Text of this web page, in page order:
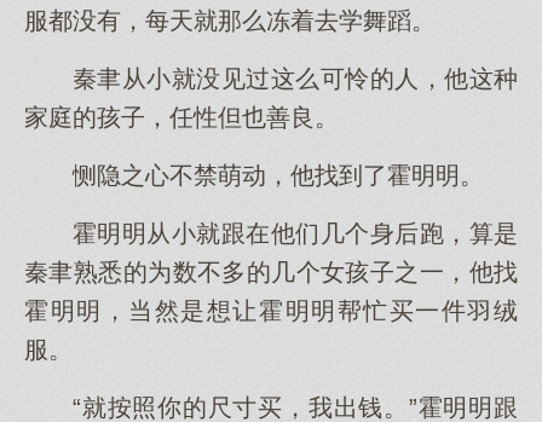
服都没有，每天就那么冻着去学舞蹈。
秦聿从小就没见过这么可怜的人，他这种
家庭的孩子，任性但也善良。
恻隐之心不禁萌动，他找到了霍明明。
霍明明从小就跟在他们几个身后跑，算是
秦聿熟悉的为数不多的几个女孩子之一，他找
霍明明，当然是想让霍明明帮忙买一件羽绒
服。
“就按照你的尺寸买，我出钱。”霍明明跟